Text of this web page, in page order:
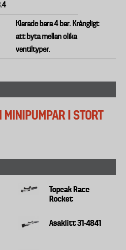
Klarade bara 4 bar. Krångligt
att byta mellan olika
ventiltyper.
MINIPUMPAR I STORT
Topeak Race
Rocket
Asaklitt 31-4841